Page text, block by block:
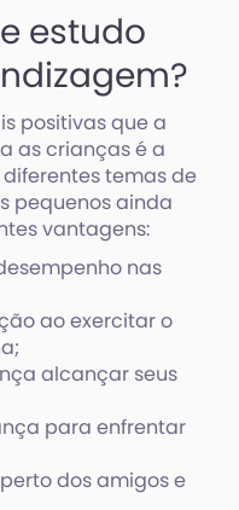
estudo
positivas que a
as crianças é a
temas de
pequenos ainda
vantagens:
nas
ao exercitar o
alcançar seus
para enfrentar
dos amigos e